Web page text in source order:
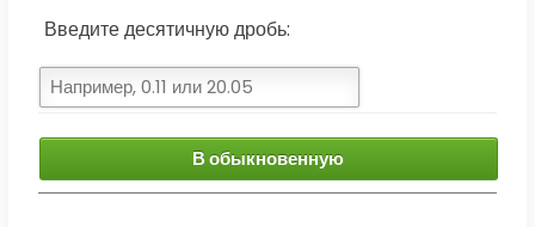
Введите десятичную дробь:
В обыкновенную